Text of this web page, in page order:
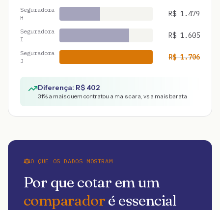
Seguradora
H
R$ 1.479
Seguradora
I
R$ 1.605
Seguradora
J
R$1.706
Diferença: R$ 402
31% a mais quem contratou a mais cara, vs a mais barata
O QUE OS DADOS MOSTRAM
Por que cotar em um
comparadoré essencial